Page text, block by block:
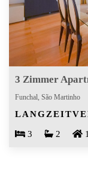
3 Zimmer
Funchal, São Martinho
3 2